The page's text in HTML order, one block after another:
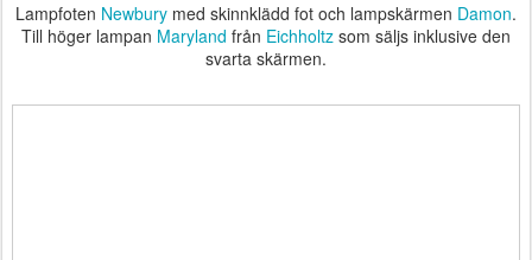
Lampfoten Newbury med skinnklädd fot och lampskärmen Damon.
Till höger lampan Maryland från Eichholtz som säljs inklusive den
svarta skärmen.